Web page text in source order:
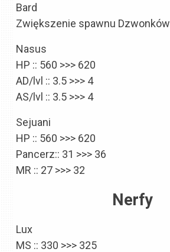
Bard
Zwiększenie spawnu Dzwonków
Nasus
HP :: 560 >>> 620
AD/lvl :: 3.5 >>> 4
AS/lvl :: 3.5 >>> 4
Sejuani
HP :: 560 >>> 620
Pancerz:: 31 >>> 36
MR :: 27 >>> 32
Nerfy
Lux
MS :: 330 >>> 325